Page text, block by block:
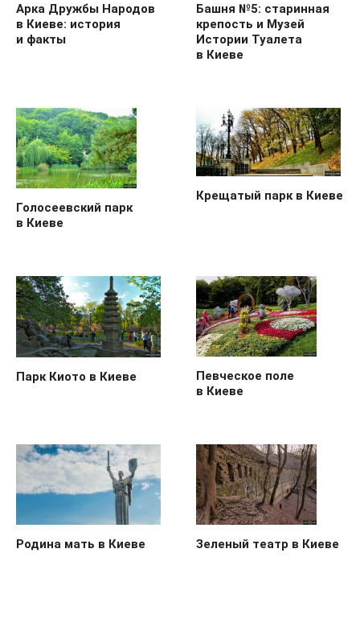
Арка Дружбы Народов
в Киеве: история
и факты
Башня №5: старинная
крепость и Музей
Истории Туалета
в Киеве
Голосеевский парк
в Киеве
Крещатый парк в Киеве
Парк Киото в Киеве
Певческое поле
в Киеве
Родина мать в Киеве Зеленый театр в Киеве